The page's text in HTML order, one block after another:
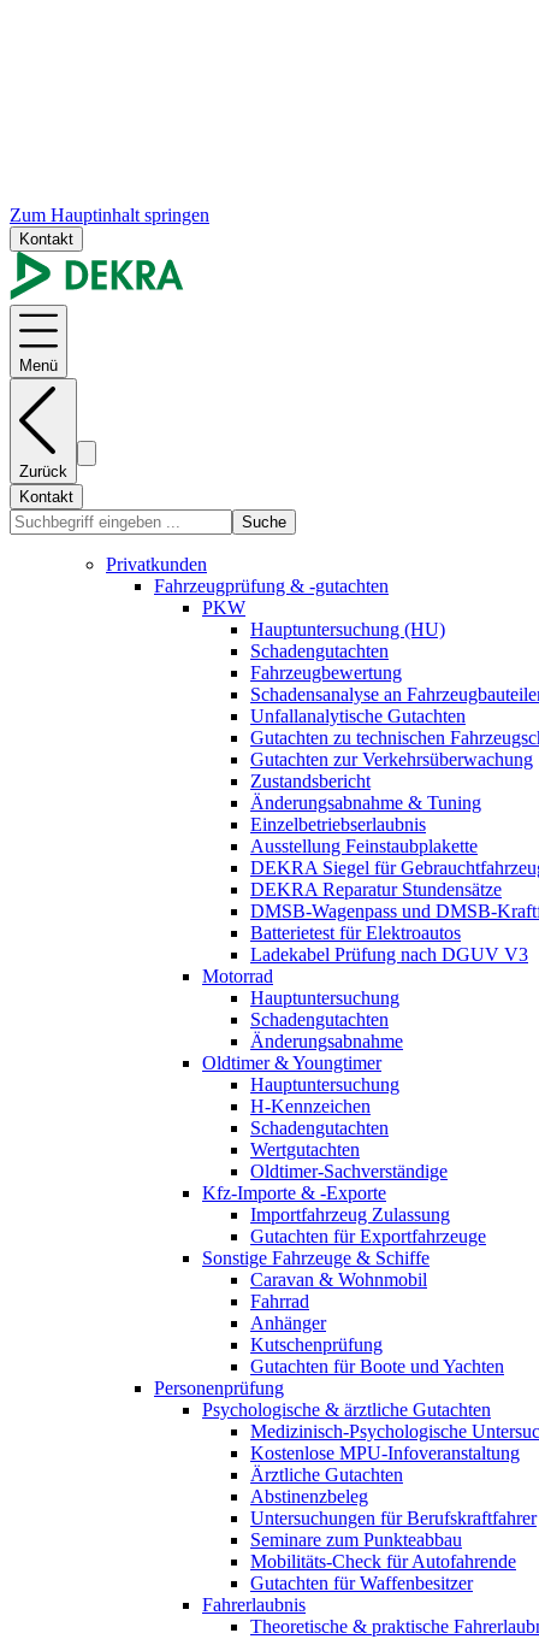
Zum Hauptinhalt springen
Kontakt
Menü
Zurück
Kontakt
Suche
Privatkunden
Fahrzeugprüfung & -gutachten
PKW
Hauptuntersuchung (HU)
Schadengutachten
Fahrzeugbewertung
Schadensanalyse an
Unfallanalytische Gutachten
Gutachten zu technischen
Gutachten zur Verkehrsüberwachung
Zustandsbericht
Änderungsabnahme & Tuning
Einzelbetriebserlaubnis
Ausstellung Feinstaubplakette
DEKRA Siegel für
DEKRA Reparatur Stundensätze
DMSB-Wagenpass und DMSB-
Batterietest für Elektroautos
Ladekabel Prüfung nach DGUV V3
Motorrad
Hauptuntersuchung
Schadengutachten
Änderungsabnahme
Oldtimer & Youngtimer
Hauptuntersuchung
H-Kennzeichen
Schadengutachten
Wertgutachten
Oldtimer-Sachverständige
Kfz-Importe & -Exporte
Importfahrzeug Zulassung
Gutachten für Exportfahrzeuge
Sonstige Fahrzeuge & Schiffe
Caravan & Wohnmobil
Fahrrad
Anhänger
Kutschenprüfung
Gutachten für Boote und Yachten
Personenprüfung
Psychologische & ärztliche Gutachten
Medizinisch-Psychologische
Kostenlose MPU-Infoveranstaltung
Ärztliche Gutachten
Abstinenzbeleg
Untersuchungen für Berufskraftfahrer
Seminare zum Punkteabbau
Mobilitäts-Check für Autofahrende
Gutachten für Waffenbesitzer
Fahrerlaubnis
Theoretische & praktische